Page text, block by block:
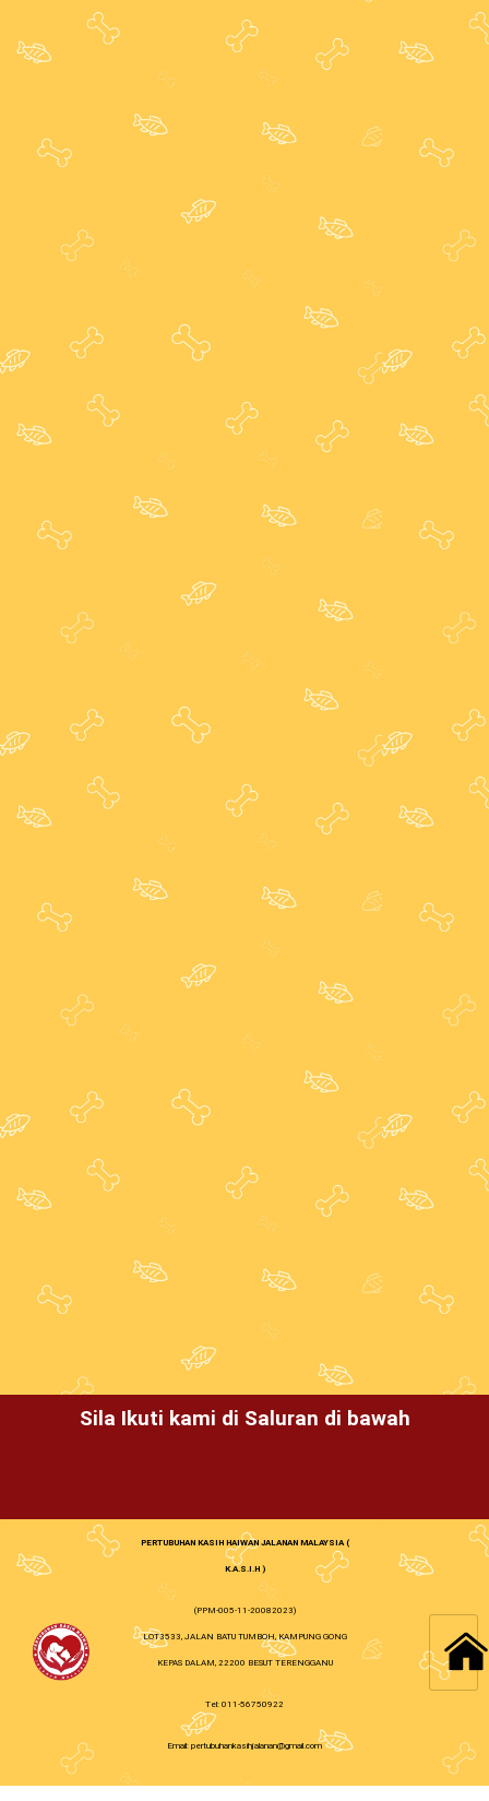
Sila Ikuti kami di Saluran di bawah
PERTUBUHAN KASIH HAIWAN JALANAN MALAYSIA (
K.A.S.I.H )
(PPM-005-11-20082023)
LOT3533, JALAN BATU TUMBOH, KAMPUNG GONG
KEPAS DALAM, 22200 BESUT TERENGGANU
Tel: 011-56750922
Email: pertubuhankasihjalanan@gmail.com